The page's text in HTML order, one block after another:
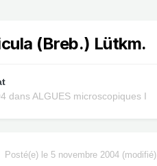
(Breb.) Lütkm.
dansALGUES microscopiques I
Posté(e) le 5 novembre 2004 (modifié)